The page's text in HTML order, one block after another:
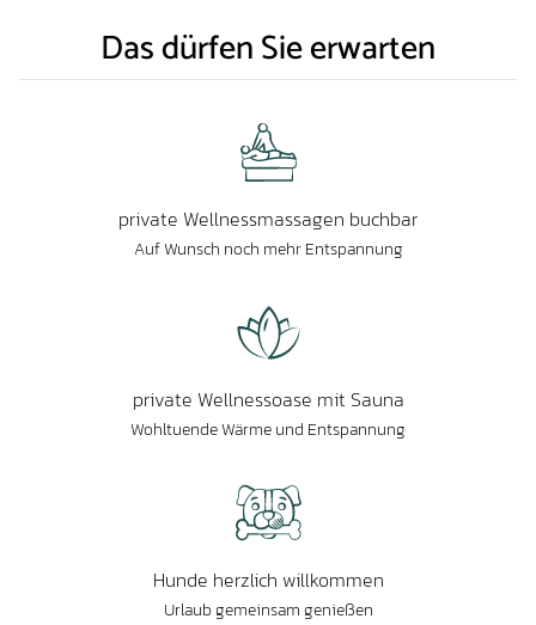
Das dürfen Sie erwarten
private Wellnessmassagen buchbar
Auf Wunsch noch mehr Entspannung
private Wellnessoase mit Sauna
Wohltuende Wärme und Entspannung
Hunde herzlich willkommen
Urlaub gemeinsam genießen